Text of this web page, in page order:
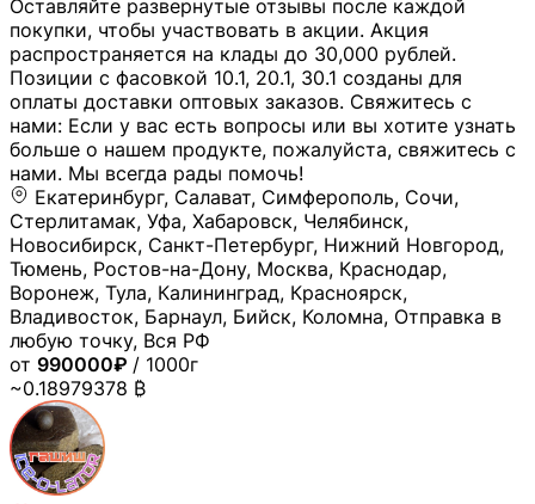
Оставляйте развернутые отзывы после каждой
покупки, чтобы участвовать в акции. Акция
распространяется на клады до 30,000 рублей.
Позиции с фасовкой 10.1, 20.1, 30.1 созданы для
оплаты доставки оптовых заказов. Свяжитесь с
нами: Если у вас есть вопросы или вы хотите узнать
больше о нашем продукте, пожалуйста, свяжитесь с
нами. Мы всегда рады помочь!
Екатеринбург, Салават, Симферополь, Сочи,
Стерлитамак, Уфа, Хабаровск, Челябинск,
Новосибирск, Санкт-Петербург, Нижний Новгород,
Тюмень, Ростов-на-Дону, Москва, Краснодар,
Воронеж, Тула, Калининград, Красноярск,
Владивосток, Барнаул, Бийск, Коломна, Отправка в
любую точку, Вся РФ
от 990000₽ / 1000г
~0.18979378 ₿